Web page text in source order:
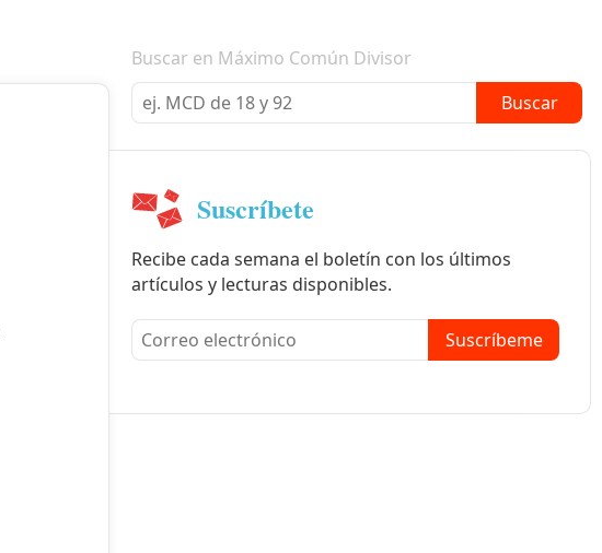
Boletín informativo
Buscar en Máximo Común Divisor
Buscar
Suscríbete
Recibe cada semana el boletín con los últimos
artículos y lecturas disponibles.
Suscríbeme